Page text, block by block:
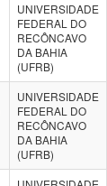
UNIVERSIDADE
FEDERAL DO
RECÔNCAVO
DA BAHIA
(UFRB)
UNIVERSIDADE
FEDERAL DO
RECÔNCAVO
DA BAHIA
(UFRB)